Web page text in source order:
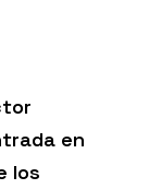
en
los